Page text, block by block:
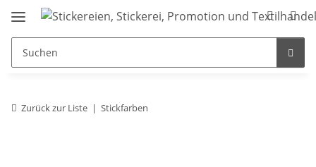
Zurück zur Liste Stickfarben